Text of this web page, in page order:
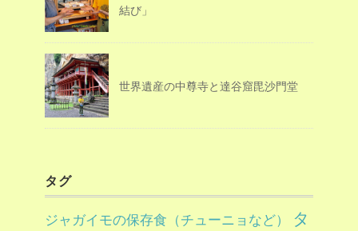
結び」
世界遺産の中尊寺と達谷窟毘沙門堂
タグ
ジャガイモの保存食（チューニョなど）
タ